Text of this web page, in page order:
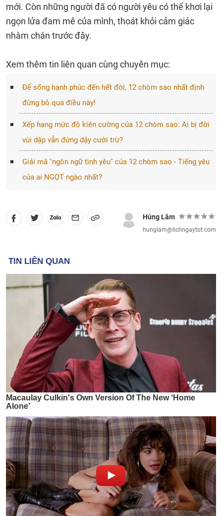
mới. Còn những người đã có người yêu có thể khơi lại
ngọn lửa đam mê của mình, thoát khỏi cảm giác
nhàm chán trước đây.
Xem thêm tin liên quan cùng chuyên mục:
Để sống hạnh phúc đến hết đời, 12 chòm sao nhất định
đừng bỏ qua điều này!
Xếp hạng mức độ kiên cường của 12 chòm sao: Ai bị đời
vùi dập vẫn đứng dậy cười trừ?
Giải mã ''ngôn ngữ tình yêu'' của 12 chòm sao - Tiếng yêu
của ai NGỌT ngào nhất?
Hùng Lâm
hunglam@lichngaytot.com